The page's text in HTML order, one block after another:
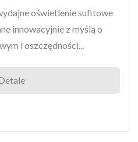
oświetlenie sufitowe
innowacyjnie z myślą o
i oszczędności...